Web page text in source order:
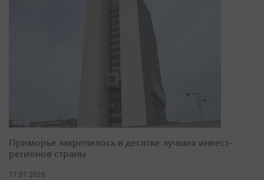
Приморье закрепилось в десятке лучших инвест-
регионов страны
17.07.2026